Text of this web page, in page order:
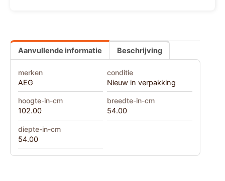
Aanvullende informatie Beschrijving
merken
AEG
conditie
Nieuw in verpakking
hoogte-in-cm
102.00
breedte-in-cm
54.00
diepte-in-cm
54.00